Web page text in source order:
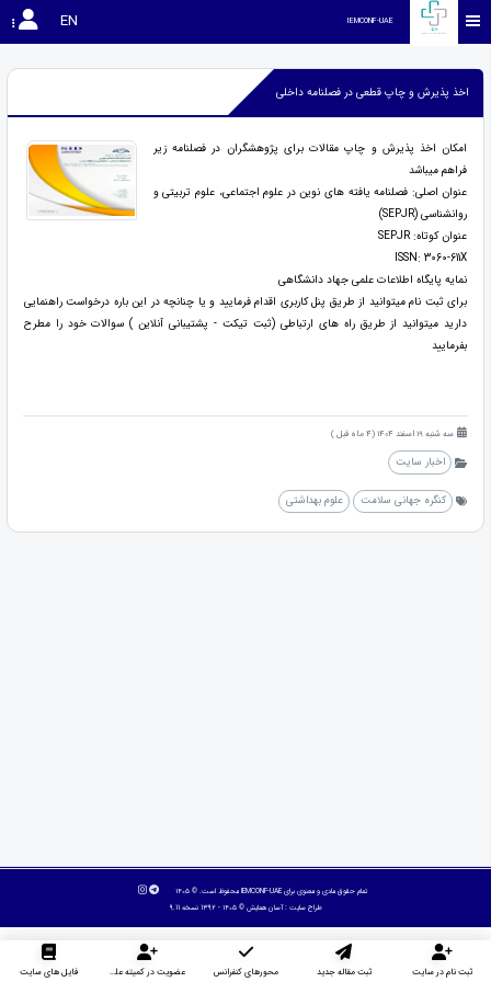
IEMCONF-UAE
EN
اخذ پذیرش و چاپ قطعی در فصلنامه داخلی
امکان اخذ پذیرش و چاپ مقالات برای پژوهشگران در فصلنامه زیر
فراهم میباشد
عنوان اصلی: فصلنامه یافته های نویندر علوم اجتماعی، علوم تربیتی و
روانشناسی(SEPJR)
عنوان کوتاه: SEPJR
ISSN: 3060-611X
نمایه پایگاه اطلاعات علمی جهاد دانشگاهی
برای ثبت نام میتوانید از طریق پنل کاربری اقدام فرمایید و یا چنانچه در این باره درخواست راهنمایی
دارید میتوانید از طریق راه های ارتباطی (ثبت تیکت - پشتیبانی آنلاین ) سوالات خود را مطرح
بفرمایید
سه شنبه 19 اسفند 1404 (4 ماه قبل )
اخبار سایت
کنگره جهانی سلامت علوم بهداشتی
تمام حقوق مادی و معنوی برای IEMCONF-UAE محفوظ است. © ۱۴۰۵
طراح سایت :آسان همایش © ۱۴۰۵ - 1392 نسخه 9.11
ثبت نام در سایت ثبت مقاله جدید محورهای کنفرانس عضویت در کمیته علمی داوران فایل های سایت